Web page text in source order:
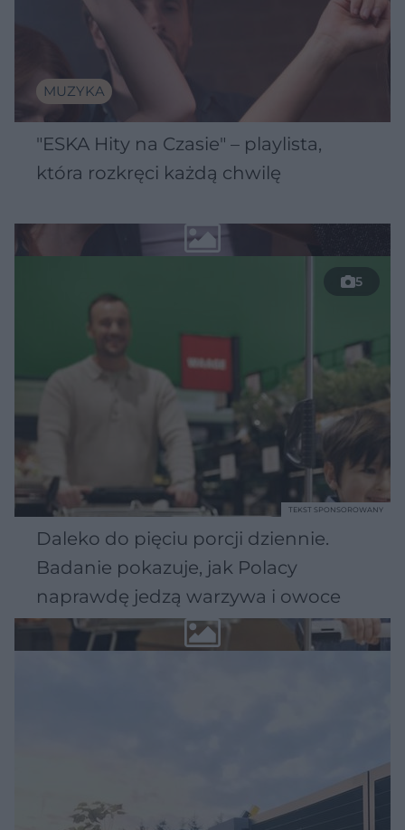
MUZYKA
"ESKA Hity na Czasie" – playlista,
która rozkręci każdą chwilę
5
Daleko do pięciu porcji dziennie.
Badanie pokazuje, jak Polacy
naprawdę jedzą warzywa i owoce
TEKST SPONSOROWANY